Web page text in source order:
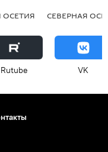
СЕВЕРНАЯ
Rutube VK